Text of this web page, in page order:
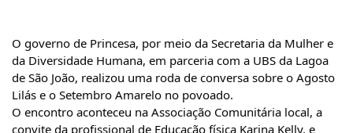
O governo de Princesa, por meio da Secretaria da Mulher e
da Diversidade Humana, em parceria com a UBS da Lagoa
de São João, realizou uma roda de conversa sobre o Agosto
Lilás e o Setembro Amarelo no povoado.
O encontro aconteceu na Associação Comunitária local, a
convite da profissional de Educação física Karina Kelly, e